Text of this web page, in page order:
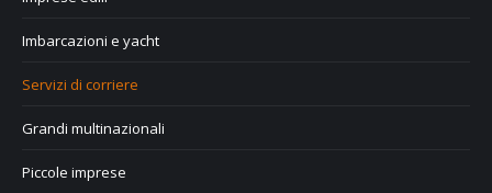
Imbarcazioni e yacht
Servizi di corriere
Grandi multinazionali
Piccole imprese